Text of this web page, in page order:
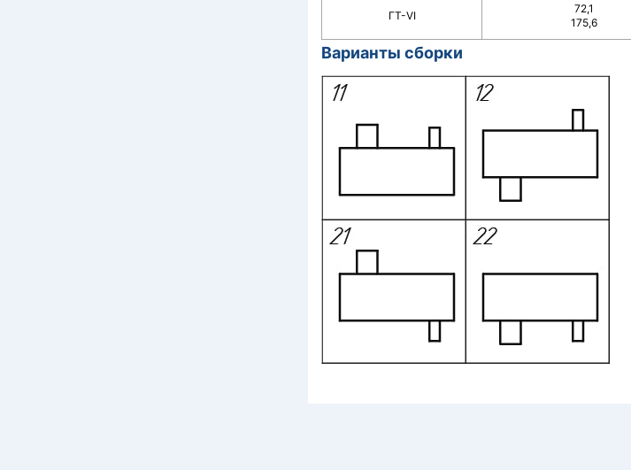
ГТ-VI
72,1
175,6
Варианты сборки